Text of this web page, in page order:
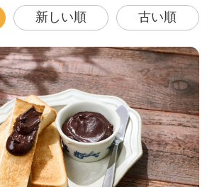
新しい順 古い順